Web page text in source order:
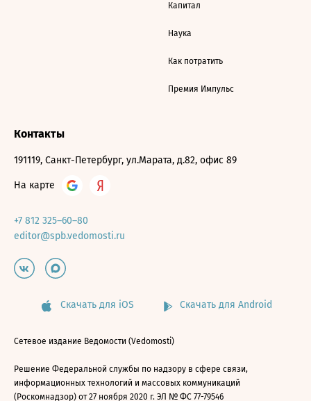
Капитал
Наука
Как потратить
Премия Импульс
Контакты
191119, Санкт-Петербург, ул.Марата, д.82, офис 89
На карте
+7 812 325–60–80
editor@spb.vedomosti.ru
Скачать для iOS Скачать для Android
Сетевое издание Ведомости (Vedomosti)
Решение Федеральной службы по надзору в сфере связи,
информационных технологий и массовых коммуникаций
(Роскомнадзор) от 27 ноября 2020 г. ЭЛ № ФС 77-79546